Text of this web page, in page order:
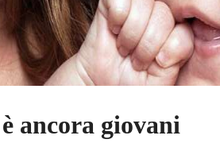
ancora giovani